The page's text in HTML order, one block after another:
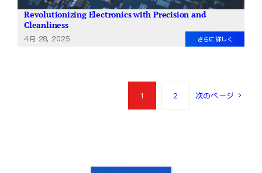
Revolutionizing Electronics with Precision and
Cleanliness
4月 28, 2025 さらに詳しく
1 2 次のページ